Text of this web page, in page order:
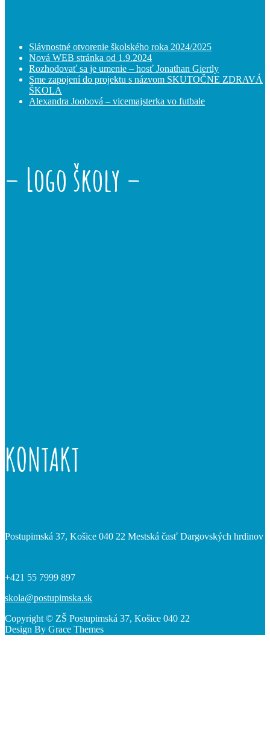
Slávnostné otvorenie školského roka 2024/2025
Nová WEB stránka od 1.9.2024
Rozhodovať sa je umenie – hosť Jonathan Giertly
Sme zapojení do projektu s názvom SKUTOČNE ZDRAVÁ
ŠKOLA
Alexandra Joobová – vicemajsterka vo futbale
– Logo školy –
KONTAKT
Postupimská 37, Košice 040 22 Mestská časť Dargovských hrdinov
+421 55 7999 897
skola@postupimska.sk
Copyright © ZŠ Postupimská 37, Košice 040 22
Design By Grace Themes